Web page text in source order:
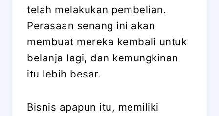
telah melakukan pembelian.
Perasaan senang ini akan
membuat mereka kembali untuk
belanja lagi, dan kemungkinan
itu lebih besar.
Bisnis apapun itu, memiliki